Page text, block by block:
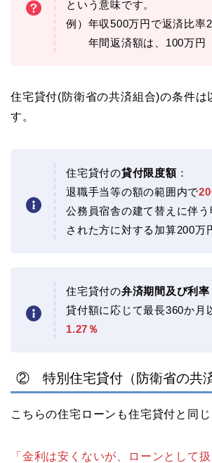
という意味です。
例）年収500万円で返済比率
年間返済額は、100万円
住宅貸付(防衛省の共済組合)の条件は
す。
住宅貸付の貸付限度額：
退職手当等の額の範囲内で
公務員宿舎の建て替えに伴
された方に対する加算200万
住宅貸付の弁済期間及び利率
貸付額に応じて最長360か
1.27％
② 特別住宅貸付（防衛省の共済
こちらの住宅ローンも住宅貸付と同じ
「金利は安くないが、ローンとして